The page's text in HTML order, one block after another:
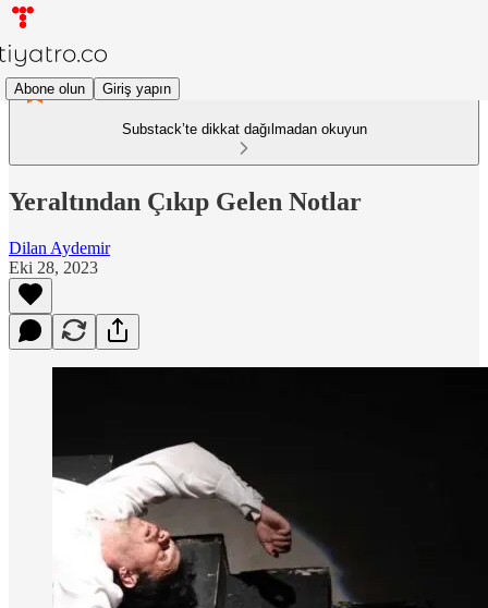
Abone olun Giriş yapın
Substack’te dikkat dağılmadan okuyun
Yeraltından Çıkıp Gelen Notlar
Dilan Aydemir
Eki 28, 2023